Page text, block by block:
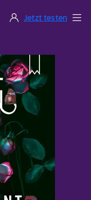
Jetzt testen